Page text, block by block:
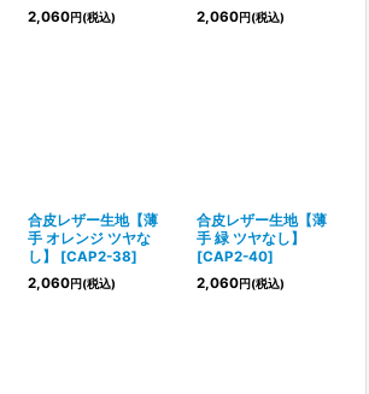
2,060円(税込)
2,060円(税込)
合皮レザー生地【薄
手 オレンジ ツヤな
し】
[CAP2-38]
2,060円(税込)
合皮レザー生地【薄
手 緑 ツヤなし】
[CAP2-40]
2,060円(税込)